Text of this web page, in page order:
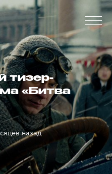
тизер-
«Битва
назад